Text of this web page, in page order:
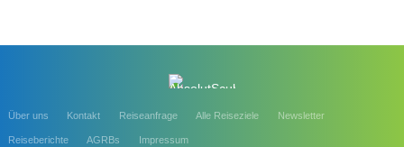
Über uns Kontakt Reiseanfrage Alle Reiseziele Newsletter
Reiseberichte AGRBs Impressum